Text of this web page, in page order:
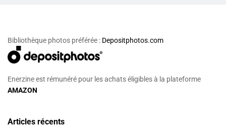
Bibliothèque photos préférée : Depositphotos.com
Enerzine est rémunéré pour les achats éligibles à la plateforme
AMAZON
Articles récents